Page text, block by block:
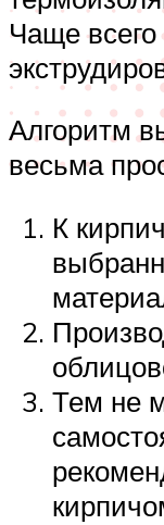
Чаще всего
Алгоритм
весьма
К
Тем не